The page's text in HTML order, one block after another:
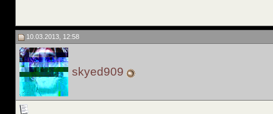
10.03.2013, 12:58
skyed909